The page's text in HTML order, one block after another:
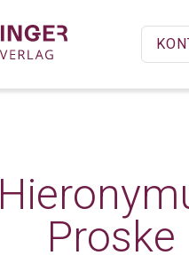
Proske